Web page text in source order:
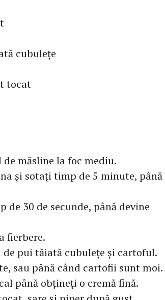
cubulețe
tocat
măsline la foc mediu.
și sotați timp de 5 minute, până
30 de secunde, până devine
fierbere.
pui tăiată cubulețe și cartoful.
sau până când cartofii sunt moi.
până obțineți o cremă fină.